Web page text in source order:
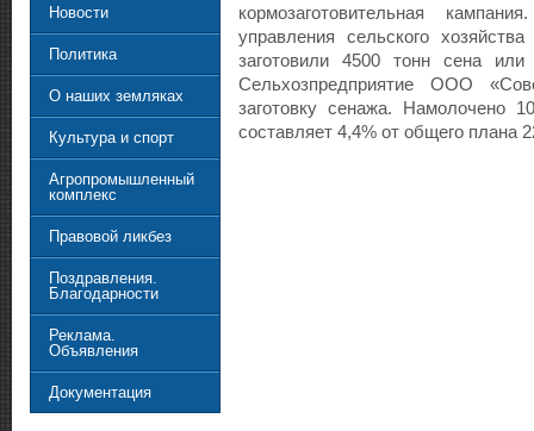
кормозаготовительная
управления сельского
заготовили 4500 тонн сена
Сельхозпредприятие ООО
заготовку сенажа. Намолочено
составляет 4,4% от общего плана
Новости
Политика
О наших земляках
Культура и спорт
Агропромышленный
комплекс
Правовой ликбез
Поздравления.
Благодарности
Реклама.
Объявления
Документация